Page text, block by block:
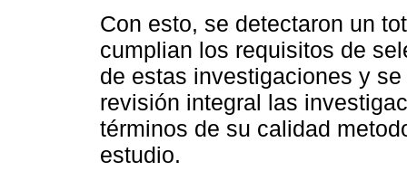
Con esto, se detectaron un
cumplian los requisitos de
de estas investigaciones y
revisión integral las
términos de su calidad
estudio.